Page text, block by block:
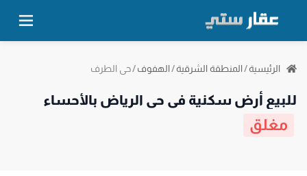
الرئيسية/المنطقة الشرقية/الهفوف/حي الطرف
للبيع أرض سكنية في حي الرياض بالأحساء
مغلق